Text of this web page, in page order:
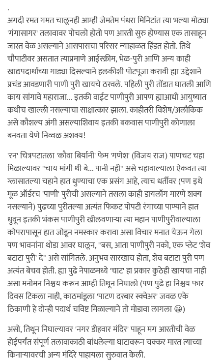
.
अगदी रमत गमत चालूनही आम्ही जेमतेम पंधरा मिनिटांत त्या भल्या मोठ्या
'गंगासागर' तलावावर पोचलो होतो पण आरती सुरु होण्यास एक तासाहून
जास्त वेळ असल्याने आसपासचा परिसर न्याहाळत हिंडत होतो. तिथे
चौपाटीवर असतात त्याप्रमाणे आईस्क्रीम, भेळ-पुरी आणि अन्य काही
खाद्यपदार्थांच्या गाड्या दिसल्याने हलकीशी पोटपूजा करावी ह्या उद्देशाने
प्रचंड आवडणारी पाणी पुरी खायचे ठरवले. पहिली पुरी तोंडात घातली आणि
काय सांगावे महाराजा... इतकी वाईट पाणीपुरी आपण ह्याआधी आयुष्यात
कधीच खाल्ली नसल्याचा साक्षात्कार झाला. काहीतरी विशेष/अलौकिक
असे कौशल्य अंगी असल्याशिवाय इतकी बकवास पाणीपुरी कोणाला
बनवता येणे निव्वळ अशक्य!
'रन' चित्रपटातला 'कौवा बिर्यानी' फेम 'गणेश' (विजय राज) पाणचट चहा
मिळाल्यावर "चाय मांगी थी बे... पानी नही" असे चहावाल्याला ऐकवत त्या
ग्लासातल्या चहाने हात धुण्याचा एक प्रसंग आहे, त्याच धर्तीवर (पण इथे
मूळ ऑर्डरच 'पाणी' पुरीची असल्याने तसला काही डायलॉग मारणे शक्य
नसल्याने) पुढच्या पुरीतल्या अत्यंत फिकट पोपटी रंगाच्या पाण्याने हात
धुवून इतकी भंकस पाणीपुरी खीलवणाऱ्या त्या महान पाणीपुरीवाल्याला
कोपरापासून हात जोडून नमस्कार करावा असा विचार मनात येऊन गेला
पण भावनांना थोडा आवर घालून, "बस, आता पाणीपुरी नको, एक प्लेट 'शेव
बटाटा पुरी' दे" असे सांगितले. अनुभव सारखाच होता, शेव बटाटा पुरी पण
अत्यंत बेचव होती. ह्या पुढे नेपाळमध्ये 'चाट' हा प्रकार कुठेही खायचा नाही
असा मनोमन निश्चय करून आम्ही तिथून निघालो (पण पुढे हा निश्चय फार
दिवस टिकला नाही, काठमांडूला 'पाटण दरबार स्क्वेअर' जवळ एके
ठिकाणी हे दोन्ही पदार्थ चविष्ट मिळाल्याने तो मोडावा लागला 😀)
असो, तिथून निघाल्यावर 'नगर डीहवार मंदिर' पाहून मग आरतीची वेळ
होईपर्यंत संपूर्ण तलावाकाठी बांधलेल्या घाटावरून चक्कर मारत त्याच्या
किनाऱ्यावरची अन्य मंदिरे पाहायला सुरुवात केली.